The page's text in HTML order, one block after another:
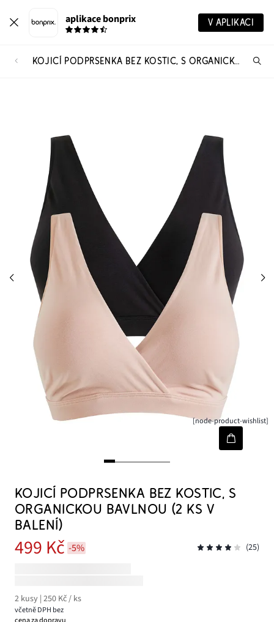
aplikace bonprix V APLIKACI
KOJICÍ PODPRSENKA BEZ KOSTIC, S ORGANICKOU BAVLNOU (2 KS V BALENÍ)
[node-product-wishlist]
KOJICÍ PODPRSENKA BEZ KOSTIC, S
ORGANICKOU BAVLNOU (2 KS V
BALENÍ)
499 Kč -5% (25)
2 kusy | 250 Kč / ks
včetně DPH bez